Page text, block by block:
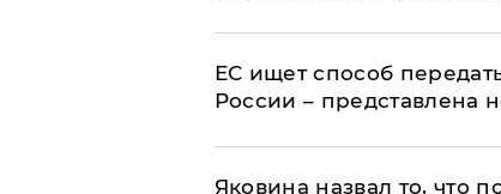
ЕС ищет способ
России – представлена
Яковина назвал то, что